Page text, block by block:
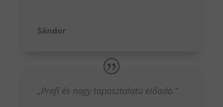
Sándor
„Profi és nagy tapasztalatú előadó.”